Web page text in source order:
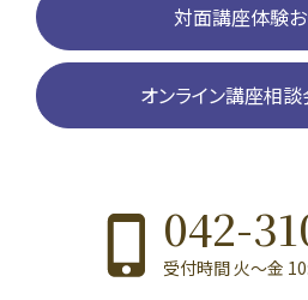
対面講座体験
オンライン講座相
042-
受付時間 火〜金